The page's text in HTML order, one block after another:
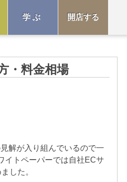
学ぶ 開店する
・料金相場
解が入り組んでいるので一
イトペーパーでは自社ECサ
した。